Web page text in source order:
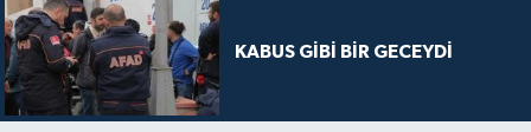
KABUS GİBİ BİR GECEYDİ